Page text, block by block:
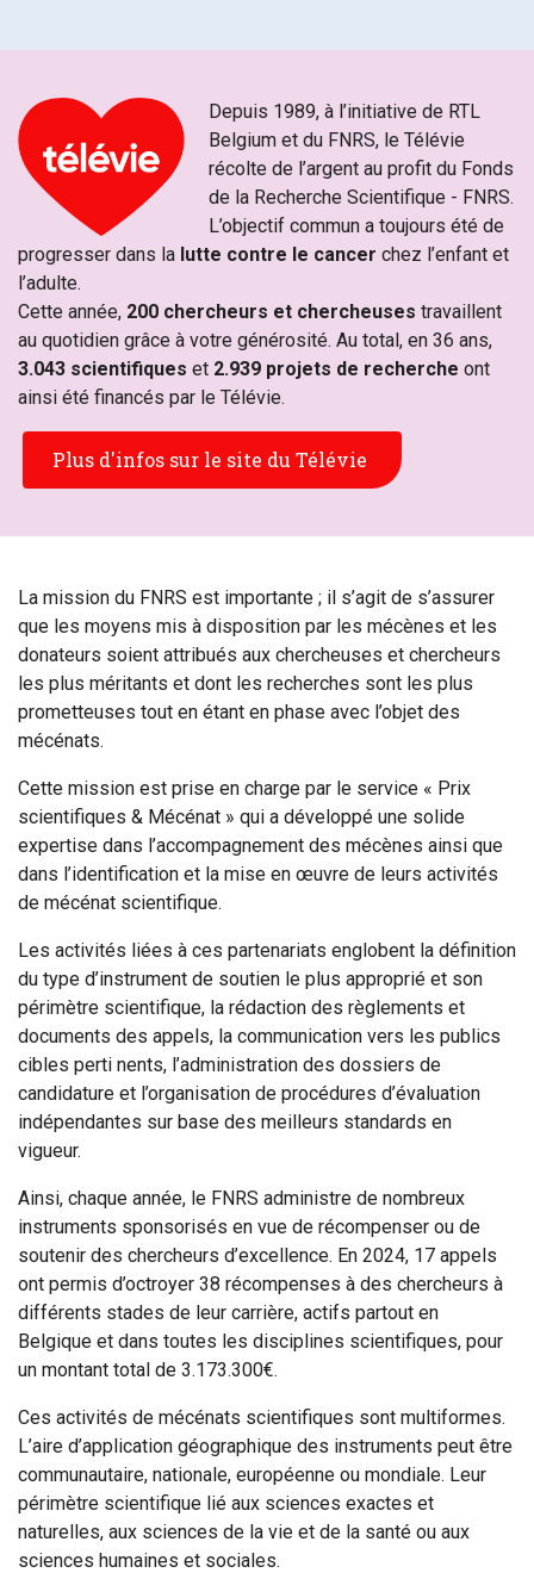
Depuis 1989, à l’initiative de RTL
Belgium et du FNRS, le Télévie
récolte de l’argent au profit du Fonds
de la Recherche Scientifique - FNRS.
L’objectif commun a toujours été de
progresser dans la lutte contre le cancer chez l’enfant et
l’adulte.
Cette année, 200 chercheurs et chercheuses travaillent
au quotidien grâce à votre générosité. Au total, en 36 ans,
3.043 scientifiques et 2.939 projets de recherche ont
ainsi été financés par le Télévie.
Plus d'infos sur le site du Télévie
La mission du FNRS est importante ; il s’agit de s’assurer
que les moyens mis à disposition par les mécènes et les
donateurs soient attribués aux chercheuses et chercheurs
les plus méritants et dont les recherches sont les plus
prometteuses tout en étant en phase avec l’objet des
mécénats.
Cette mission est prise en charge par le service « Prix
scientifiques & Mécénat » qui a développé une solide
expertise dans l’accompagnement des mécènes ainsi que
dans l’identification et la mise en œuvre de leurs activités
de mécénat scientifique.
Les activités liées à ces partenariats englobent la définition
du type d’instrument de soutien le plus approprié et son
périmètre scientifique, la rédaction des règlements et
documents des appels, la communication vers les publics
cibles perti nents, l’administration des dossiers de
candidature et l’organisation de procédures d’évaluation
indépendantes sur base des meilleurs standards en
vigueur.
Ainsi, chaque année, le FNRS administre de nombreux
instruments sponsorisés en vue de récompenser ou de
soutenir des chercheurs d’excellence. En 2024, 17 appels
ont permis d’octroyer 38 récompenses à des chercheurs à
différents stades de leur carrière, actifs partout en
Belgique et dans toutes les disciplines scientifiques, pour
un montant total de 3.173.300€.
Ces activités de mécénats scientifiques sont multiformes.
L’aire d’application géographique des instruments peut être
communautaire, nationale, européenne ou mondiale. Leur
périmètre scientifique lié aux sciences exactes et
naturelles, aux sciences de la vie et de la santé ou aux
sciences humaines et sociales.